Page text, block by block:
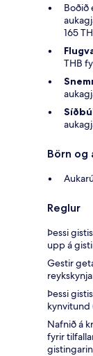
Boðið
165
THB
Börn og
Reglur
Þessi
upp á
Gestir
Þessi
kynvitund
Nafnið á
fyrir